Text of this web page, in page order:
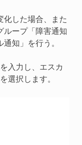
化した場合、また
ループ「障害通知
知」を行う。
入力し、エスカ
選択します。